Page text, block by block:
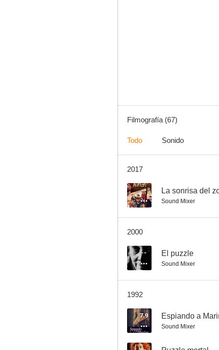
Filmografía (67)
Todo Sonido
2017
-- La sonrisa del
Sound Mixer
2000
-- El puzzle
Sound Mixer
1992
7.9 Espiando a
Sound Mixer